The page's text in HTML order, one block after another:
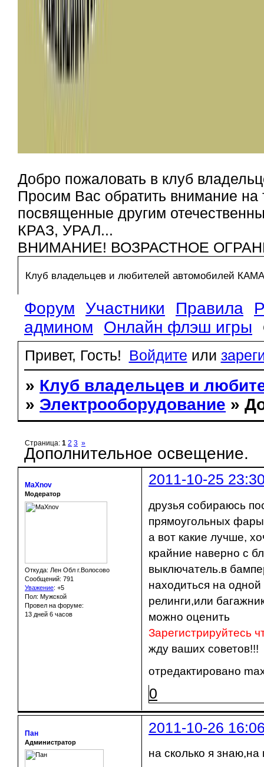
Добро пожаловать в клуб
Просим Вас обратить внимание
посвященные другим
КРАЗ, УРАЛ...
ВНИМАНИЕ! ВОЗРАСТНОЕ
Клуб владельцев и любителей автомобилей
Форум Участники Правила
админом
Онлайн флэш игры
Привет, Гость!
Войдите или
» Клуб владельцев и
» Электрооборудование »
Дополнительное освещение.
Страница:1 2 3 »
2011-10-25
MaXnov
Модератор
Откуда: Лен Обл г.Волосово
Сообщений: 791
Уважение: +5
Пол: Мужской
Провел на форуме:
13 дней 6 часов
друзья собираюсь
прямоугольных
а вот какие лучше,
крайние наверно с
выключатель.в
находиться на
релинги,или
можно оценить
Зарегистрируйтесь
жду ваших советов!!!
отредактировано
0
2011-10-26
Пан
Администратор
на сколько я